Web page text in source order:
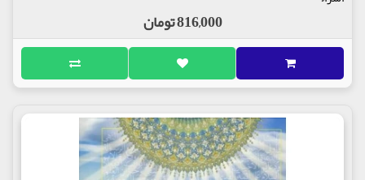
816,000 تومان